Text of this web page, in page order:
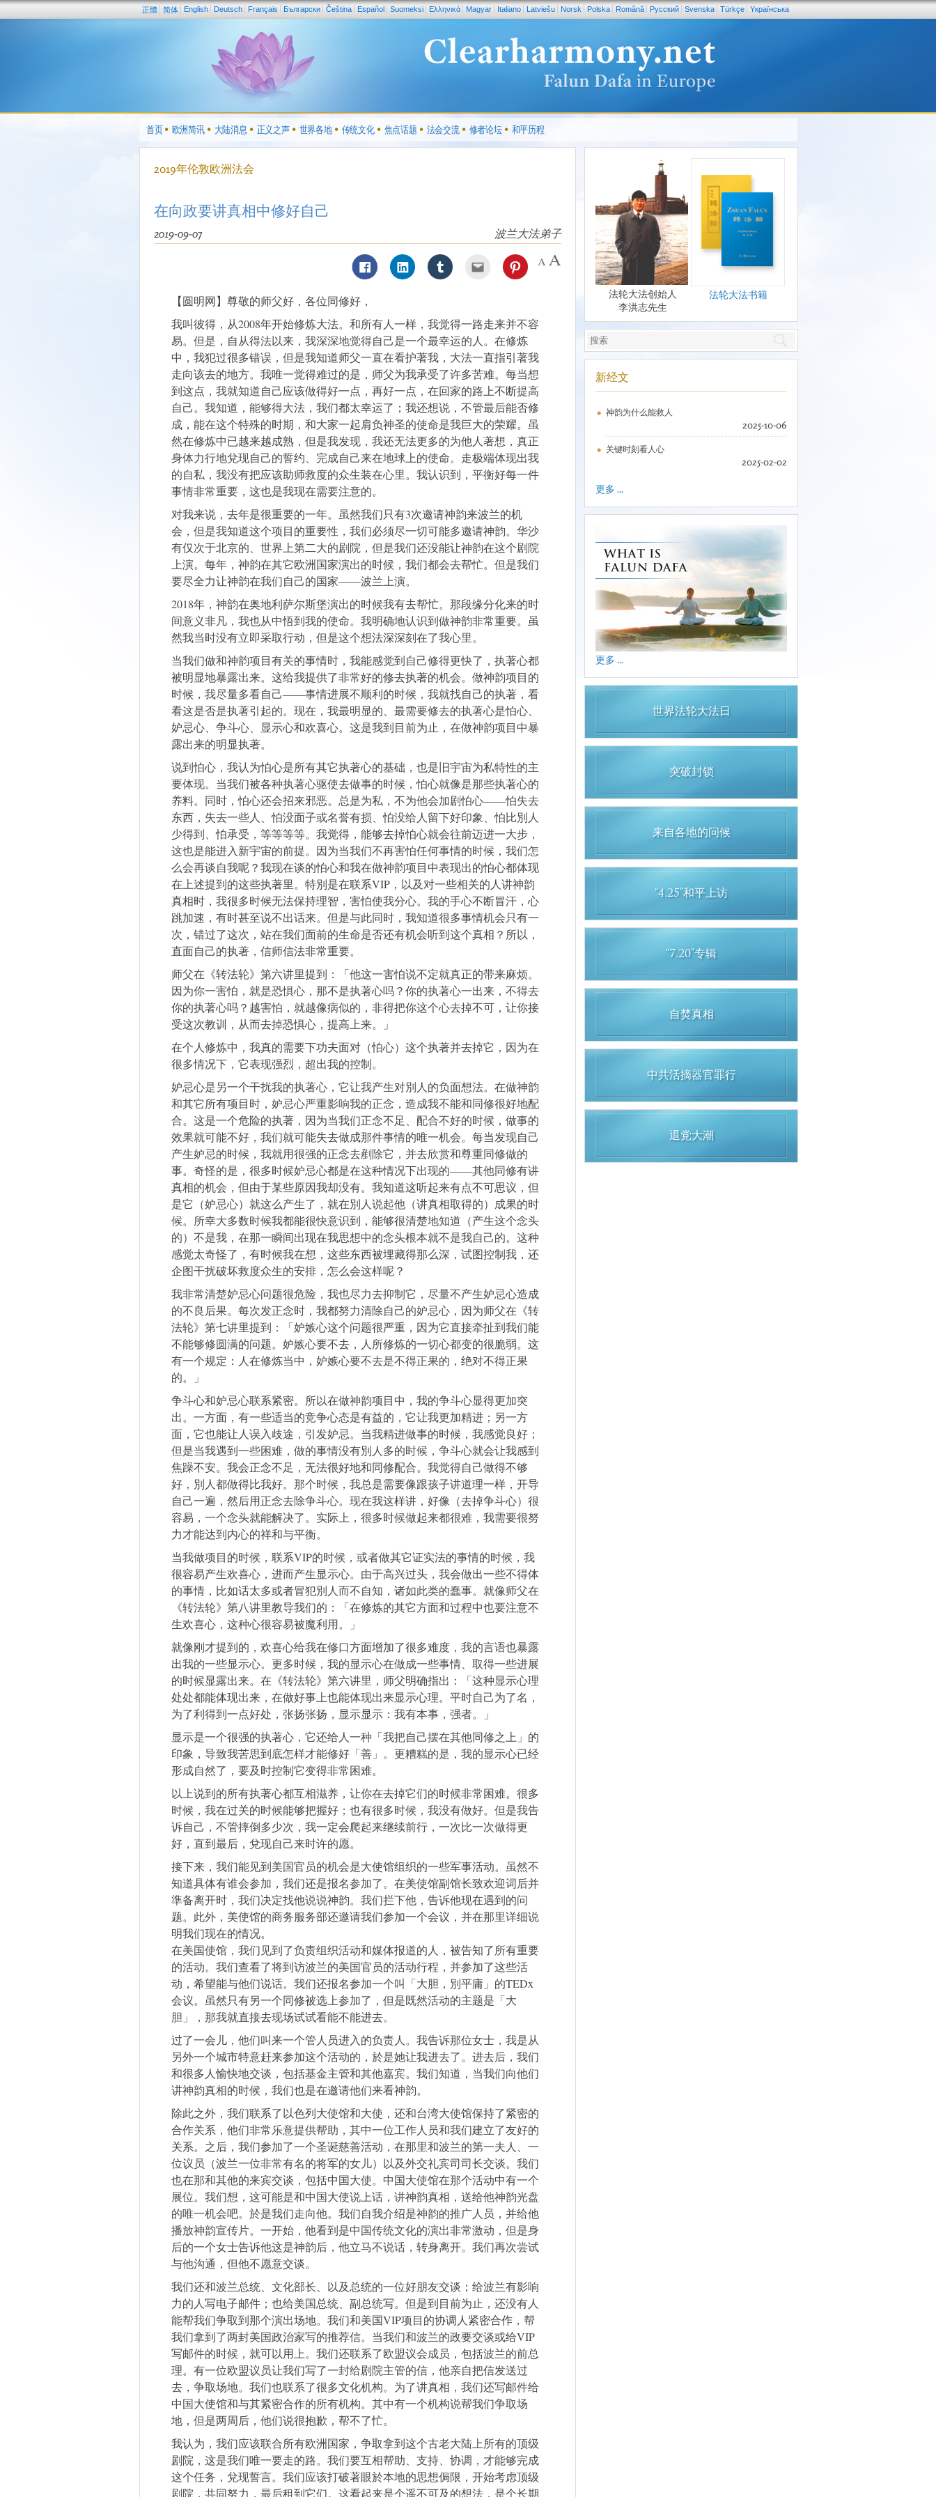
正體 简体 English Deutsch Français Български Čeština Español Suomeksi Ελληνικά Magyar Italiano Latviešu Norsk Polska Română Pусский Svenska Türkçe Yкраїнська
首页 欧洲简讯 大陆消息 正义之声 世界各地 传统文化 焦点话题 法会交流 修者论坛 和平历程
2019年伦敦欧洲法会
在向政要讲真相中修好自己
波兰大法弟子
2019-09-07
【圆明网】尊敬的师父好，各位同修好，
我叫彼得，从2008年开始修炼大法。和所有人一样，我觉得一路走来并不容
易。但是，自从得法以来，我深深地觉得自己是一个最幸运的人。在修炼
中，我犯过很多错误，但是我知道师父一直在看护著我，大法一直指引著我
走向该去的地方。我唯一觉得难过的是，师父为我承受了许多苦难。每当想
到这点，我就知道自己应该做得好一点，再好一点，在回家的路上不断提高
自己。我知道，能够得大法，我们都太幸运了；我还想说，不管最后能否修
成，能在这个特殊的时期，和大家一起肩负神圣的使命是我巨大的荣耀。虽
然在修炼中已越来越成熟，但是我发现，我还无法更多的为他人著想，真正
身体力行地兌现自己的誓约、完成自己来在地球上的使命。走极端体现出我
的自私，我没有把应该助师救度的众生装在心里。我认识到，平衡好每一件
事情非常重要，这也是我现在需要注意的。
对我来说，去年是很重要的一年。虽然我们只有3次邀请神韵来波兰的机
会，但是我知道这个项目的重要性，我们必须尽一切可能多邀请神韵。华沙
有仅次于北京的、世界上第二大的剧院，但是我们还没能让神韵在这个剧院
上演。每年，神韵在其它欧洲国家演出的时候，我们都会去帮忙。但是我们
要尽全力让神韵在我们自己的国家——波兰上演。
2018年，神韵在奥地利萨尔斯堡演出的时候我有去帮忙。那段缘分化来的时
间意义非凡，我也从中悟到我的使命。我明确地认识到做神韵非常重要。虽
然我当时没有立即采取行动，但是这个想法深深刻在了我心里。
当我们做和神韵项目有关的事情时，我能感觉到自己修得更快了，执著心都
被明显地暴露出来。这给我提供了非常好的修去执著的机会。做神韵项目的
时候，我尽量多看自己——事情进展不顺利的时候，我就找自己的执著，看
看这是否是执著引起的。现在，我最明显的、最需要修去的执著心是怕心、
妒忌心、争斗心、显示心和欢喜心。这是我到目前为止，在做神韵项目中暴
露出来的明显执著。
说到怕心，我认为怕心是所有其它执著心的基础，也是旧宇宙为私特性的主
要体现。当我们被各种执著心驱使去做事的时候，怕心就像是那些执著心的
养料。同时，怕心还会招来邪恶。总是为私，不为他会加剧怕心——怕失去
东西，失去一些人、怕没面子或名誉有损、怕没给人留下好印象、怕比別人
少得到、怕承受，等等等等。我觉得，能够去掉怕心就会往前迈进一大步，
这也是能进入新宇宙的前提。因为当我们不再害怕任何事情的时候，我们怎
么会再谈自我呢？我现在谈的怕心和我在做神韵项目中表现出的怕心都体现
在上述提到的这些执著里。特別是在联系VIP，以及对一些相关的人讲神韵
真相时，我很多时候无法保持理智，害怕使我分心。我的手心不断冒汗，心
跳加速，有时甚至说不出话来。但是与此同时，我知道很多事情机会只有一
次，错过了这次，站在我们面前的生命是否还有机会听到这个真相？所以，
直面自己的执著，信师信法非常重要。
师父在《转法轮》第六讲里提到：「他这一害怕说不定就真正的带来麻烦。
因为你一害怕，就是恐惧心，那不是执著心吗？你的执著心一出来，不得去
你的执著心吗？越害怕，就越像病似的，非得把你这个心去掉不可，让你接
受这次教训，从而去掉恐惧心，提高上来。」
在个人修炼中，我真的需要下功夫面对（怕心）这个执著并去掉它，因为在
很多情况下，它表现强烈，超出我的控制。
妒忌心是另一个干扰我的执著心，它让我产生对別人的负面想法。在做神韵
和其它所有项目时，妒忌心严重影响我的正念，造成我不能和同修很好地配
合。这是一个危险的执著，因为当我们正念不足、配合不好的时候，做事的
效果就可能不好，我们就可能失去做成那件事情的唯一机会。每当发现自己
产生妒忌的时候，我就用很强的正念去剷除它，并去欣赏和尊重同修做的
事。奇怪的是，很多时候妒忌心都是在这种情况下出现的——其他同修有讲
真相的机会，但由于某些原因我却没有。我知道这听起来有点不可思议，但
是它（妒忌心）就这么产生了，就在別人说起他（讲真相取得的）成果的时
候。所幸大多数时候我都能很快意识到，能够很清楚地知道（产生这个念头
的）不是我，在那一瞬间出现在我思想中的念头根本就不是我自己的。这种
感觉太奇怪了，有时候我在想，这些东西被埋藏得那么深，试图控制我，还
企图干扰破坏救度众生的安排，怎么会这样呢？
我非常清楚妒忌心问题很危险，我也尽力去抑制它，尽量不产生妒忌心造成
的不良后果。每次发正念时，我都努力清除自己的妒忌心，因为师父在《转
法轮》第七讲里提到：「妒嫉心这个问题很严重，因为它直接牵扯到我们能
不能够修圆满的问题。妒嫉心要不去，人所修炼的一切心都变的很脆弱。这
有一个规定：人在修炼当中，妒嫉心要不去是不得正果的，绝对不得正果
的。」
争斗心和妒忌心联系紧密。所以在做神韵项目中，我的争斗心显得更加突
出。一方面，有一些适当的竞争心态是有益的，它让我更加精进；另一方
面，它也能让人误入歧途，引发妒忌。当我精进做事的时候，我感觉良好；
但是当我遇到一些困难，做的事情没有別人多的时候，争斗心就会让我感到
焦躁不安。我会正念不足，无法很好地和同修配合。我觉得自己做得不够
好，別人都做得比我好。那个时候，我总是需要像跟孩子讲道理一样，开导
自己一遍，然后用正念去除争斗心。现在我这样讲，好像（去掉争斗心）很
容易，一个念头就能解决了。实际上，很多时候做起来都很难，我需要很努
力才能达到内心的祥和与平衡。
当我做项目的时候，联系VIP的时候，或者做其它证实法的事情的时候，我
很容易产生欢喜心，进而产生显示心。由于高兴过头，我会做出一些不得体
的事情，比如话太多或者冒犯別人而不自知，诸如此类的蠢事。就像师父在
《转法轮》第八讲里教导我们的：「在修炼的其它方面和过程中也要注意不
生欢喜心，这种心很容易被魔利用。」
就像刚才提到的，欢喜心给我在修口方面增加了很多难度，我的言语也暴露
出我的一些显示心。更多时候，我的显示心在做成一些事情、取得一些进展
的时候显露出来。在《转法轮》第六讲里，师父明确指出：「这种显示心理
处处都能体现出来，在做好事上也能体现出来显示心理。平时自己为了名，
为了利得到一点好处，张扬张扬，显示显示：我有本事，强者。」
显示是一个很强的执著心，它还给人一种「我把自己摆在其他同修之上」的
印象，导致我苦思到底怎样才能修好「善」。更糟糕的是，我的显示心已经
形成自然了，要及时控制它变得非常困难。
以上说到的所有执著心都互相滋养，让你在去掉它们的时候非常困难。很多
时候，我在过关的时候能够把握好；也有很多时候，我没有做好。但是我告
诉自己，不管摔倒多少次，我一定会爬起来继续前行，一次比一次做得更
好，直到最后，兌现自己来时许的愿。
接下来，我们能见到美国官员的机会是大使馆组织的一些军事活动。虽然不
知道具体有谁会参加，我们还是报名参加了。在美使馆副馆长致欢迎词后并
準备离开时，我们决定找他说说神韵。我们拦下他，告诉他现在遇到的问
题。此外，美使馆的商务服务部还邀请我们参加一个会议，并在那里详细说
明我们现在的情况。
在美国使馆，我们见到了负责组织活动和媒体报道的人，被告知了所有重要
的活动。我们查看了将到访波兰的美国官员的活动行程，并参加了这些活
动，希望能与他们说话。我们还报名参加一个叫「大胆，別平庸」的TEDx
会议。虽然只有另一个同修被选上参加了，但是既然活动的主题是「大
胆」，那我就直接去现场试试看能不能进去。
过了一会儿，他们叫来一个管人员进入的负责人。我告诉那位女士，我是从
另外一个城市特意赶来参加这个活动的，於是她让我进去了。进去后，我们
和很多人愉快地交谈，包括基金主管和其他嘉宾。我们知道，当我们向他们
讲神韵真相的时候，我们也是在邀请他们来看神韵。
除此之外，我们联系了以色列大使馆和大使，还和台湾大使馆保持了紧密的
合作关系，他们非常乐意提供帮助，其中一位工作人员和我们建立了友好的
关系。之后，我们参加了一个圣诞慈善活动，在那里和波兰的第一夫人、一
位议员（波兰一位非常有名的将军的女儿）以及外交礼宾司司长交谈。我们
也在那和其他的来宾交谈，包括中国大使。中国大使馆在那个活动中有一个
展位。我们想，这可能是和中国大使说上话，讲神韵真相，送给他神韵光盘
的唯一机会吧。於是我们走向他。我们自我介绍是神韵的推广人员，并给他
播放神韵宣传片。一开始，他看到是中国传统文化的演出非常激动，但是身
后的一个女士告诉他这是神韵后，他立马不说话，转身离开。我们再次尝试
与他沟通，但他不愿意交谈。
我们还和波兰总统、文化部长、以及总统的一位好朋友交谈；给波兰有影响
力的人写电子邮件；也给美国总统、副总统写。但是到目前为止，还没有人
能帮我们争取到那个演出场地。我们和美国VIP项目的协调人紧密合作，帮
我们拿到了两封美国政治家写的推荐信。当我们和波兰的政要交谈或给VIP
写邮件的时候，就可以用上。我们还联系了欧盟议会成员，包括波兰的前总
理。有一位欧盟议员让我们写了一封给剧院主管的信，他亲自把信发送过
去，争取场地。我们也联系了很多文化机构。为了讲真相，我们还写邮件给
中国大使馆和与其紧密合作的所有机构。其中有一个机构说帮我们争取场
地，但是两周后，他们说很抱歉，帮不了忙。
我认为，我们应该联合所有欧洲国家，争取拿到这个古老大陆上所有的顶级
剧院，这是我们唯一要走的路。我们要互相帮助、支持、协调，才能够完成
这个任务，兌现誓言。我们应该打破著眼於本地的思想侷限，开始考虑顶级
剧院，共同努力，最后租到它们。这看起来是个遥不可及的想法，是个长期
法轮大法创始人
李洪志先生
法轮大法书籍
新经文
神韵为什么能救人
2025-10-06
关键时刻看人心
2025-02-02
更多 ...
更多 ...
世界法轮大法日
突破封锁
来自各地的问候
“4.25”和平上访
“7.20”专辑
自焚真相
中共活摘器官罪行
退党大潮